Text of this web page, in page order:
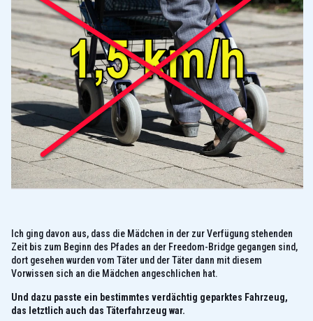
Ich ging davon aus, dass die Mädchen in der zur Verfügung stehenden
Zeit bis zum Beginn des Pfades an der Freedom-Bridge gegangen sind,
dort gesehen wurden vom Täter und der Täter dann mit diesem
Vorwissen sich an die Mädchen angeschlichen hat.
Und dazu passte ein bestimmtes verdächtig geparktes Fahrzeug,
das letztlich auch das Täterfahrzeug war.